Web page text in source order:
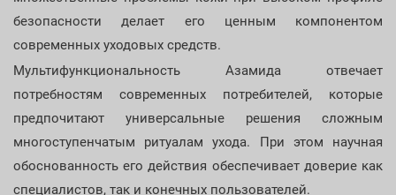
безопасности делает его ценным компонентом
современных уходовых средств.
Мультифункциональность Азамида отвечает
потребностям современных потребителей, которые
предпочитают универсальные решения сложным
многоступенчатым ритуалам ухода. При этом научная
обоснованность его действия обеспечивает доверие как
специалистов, так и конечных пользователей.